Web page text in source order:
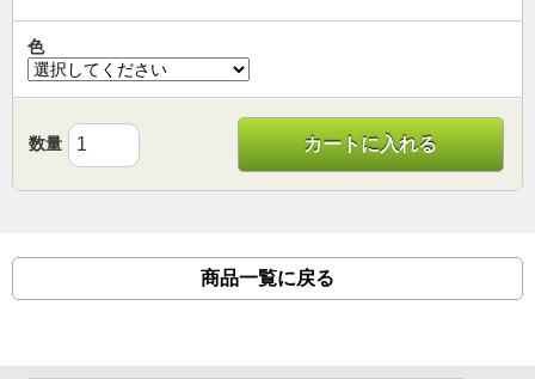
色
数量 カートに入れる
商品一覧に戻る